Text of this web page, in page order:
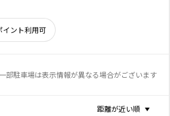
イント利用可
部駐車場は表示情報が異なる場合がございます
距離が近い順